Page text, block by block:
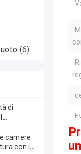
(6)
di
camere
con il